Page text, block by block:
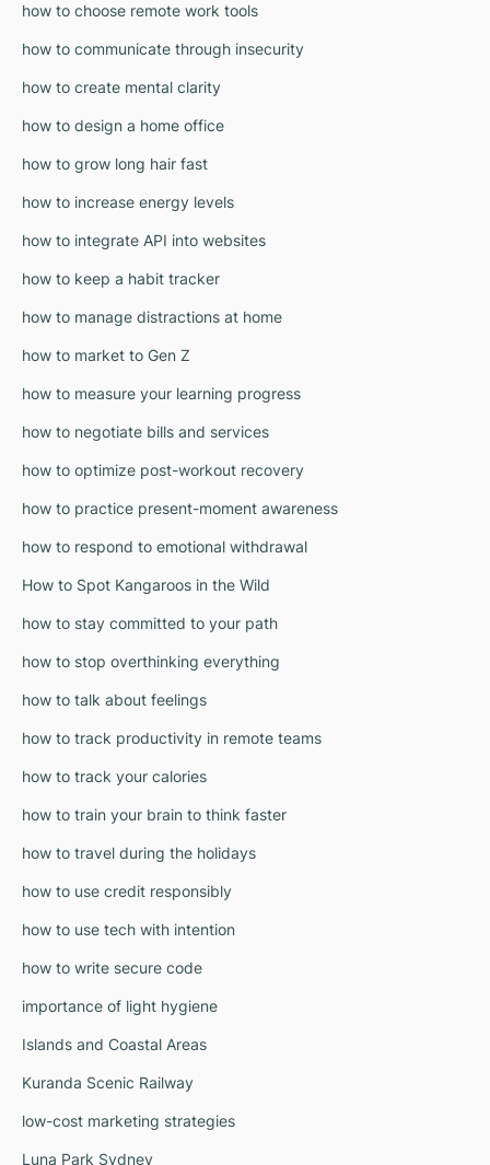
how to choose remote work tools
how to communicate through insecurity
how to create mental clarity
how to design a home office
how to grow long hair fast
how to increase energy levels
how to integrate API into websites
how to keep a habit tracker
how to manage distractions at home
how to market to Gen Z
how to measure your learning progress
how to negotiate bills and services
how to optimize post-workout recovery
how to practice present-moment awareness
how to respond to emotional withdrawal
How to Spot Kangaroos in the Wild
how to stay committed to your path
how to stop overthinking everything
how to talk about feelings
how to track productivity in remote teams
how to track your calories
how to train your brain to think faster
how to travel during the holidays
how to use credit responsibly
how to use tech with intention
how to write secure code
importance of light hygiene
Islands and Coastal Areas
Kuranda Scenic Railway
low-cost marketing strategies
Luna Park Sydney